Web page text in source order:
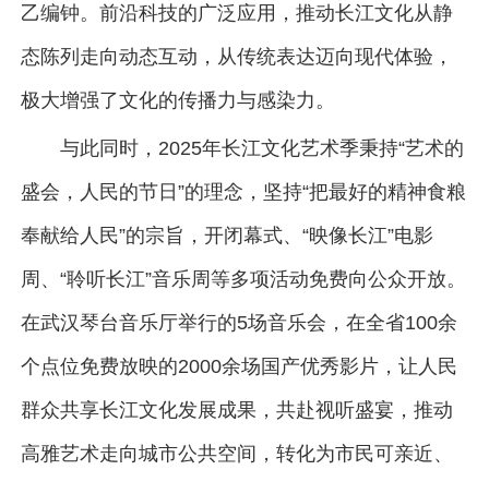
乙编钟。前沿科技的广泛应用，推动长江文化从静
态陈列走向动态互动，从传统表达迈向现代体验，
极大增强了文化的传播力与感染力。
与此同时，2025年长江文化艺术季秉持“艺术的
盛会，人民的节日”的理念，坚持“把最好的精神食粮
奉献给人民”的宗旨，开闭幕式、“映像长江”电影
周、“聆听长江”音乐周等多项活动免费向公众开放。
在武汉琴台音乐厅举行的5场音乐会，在全省100余
个点位免费放映的2000余场国产优秀影片，让人民
群众共享长江文化发展成果，共赴视听盛宴，推动
高雅艺术走向城市公共空间，转化为市民可亲近、